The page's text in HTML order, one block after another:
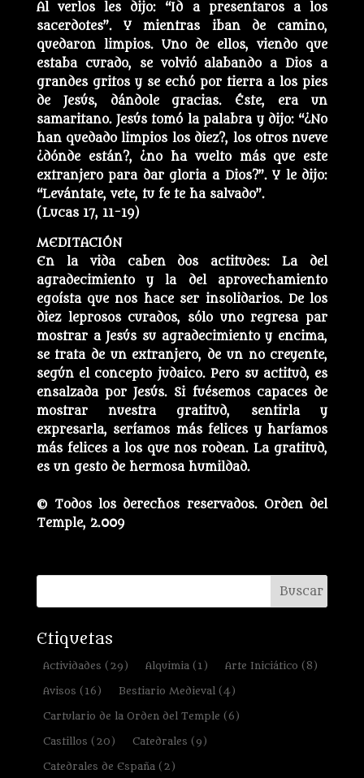
Al verlos les dijo: “Id a presentaros a los
sacerdotes”. Y mientras iban de camino,
quedaron limpios. Uno de ellos, viendo que
estaba curado, se volvió alabando a Dios a
grandes gritos y se echó por tierra a los pies
de Jesús, dándole gracias. Éste, era un
samaritano. Jesús tomó la palabra y dijo: “¿No
han quedado limpios los diez?, los otros nueve
¿dónde están?, ¿no ha vuelto más que este
extranjero para dar gloria a Dios?”. Y le dijo:
“Levántate, vete, tu fe te ha salvado”.
(Lucas 17, 11-19)
MEDITACIÓN
En la vida caben dos actitudes: La del
agradecimiento y la del aprovechamiento
egoísta que nos hace ser insolidarios. De los
diez leprosos curados, sólo uno regresa par
mostrar a Jesús su agradecimiento y encima,
se trata de un extranjero, de un no creyente,
según el concepto judaico. Pero su actitud, es
ensalzada por Jesús. Si fuésemos capaces de
mostrar nuestra gratitud, sentirla y
expresarla, seríamos más felices y haríamos
más felices a los que nos rodean. La gratitud,
es un gesto de hermosa humildad.
© Todos los derechos reservados. Orden del
Temple, 2.009
Etiquetas
Actividades (29) Alquimia(1) Arte Iniciático (8)
Avisos (16) Bestiario Medieval(4)
Cartulario de la Orden del Temple (6)
Castillos (20) Catedrales (9)
Catedrales de España(2)